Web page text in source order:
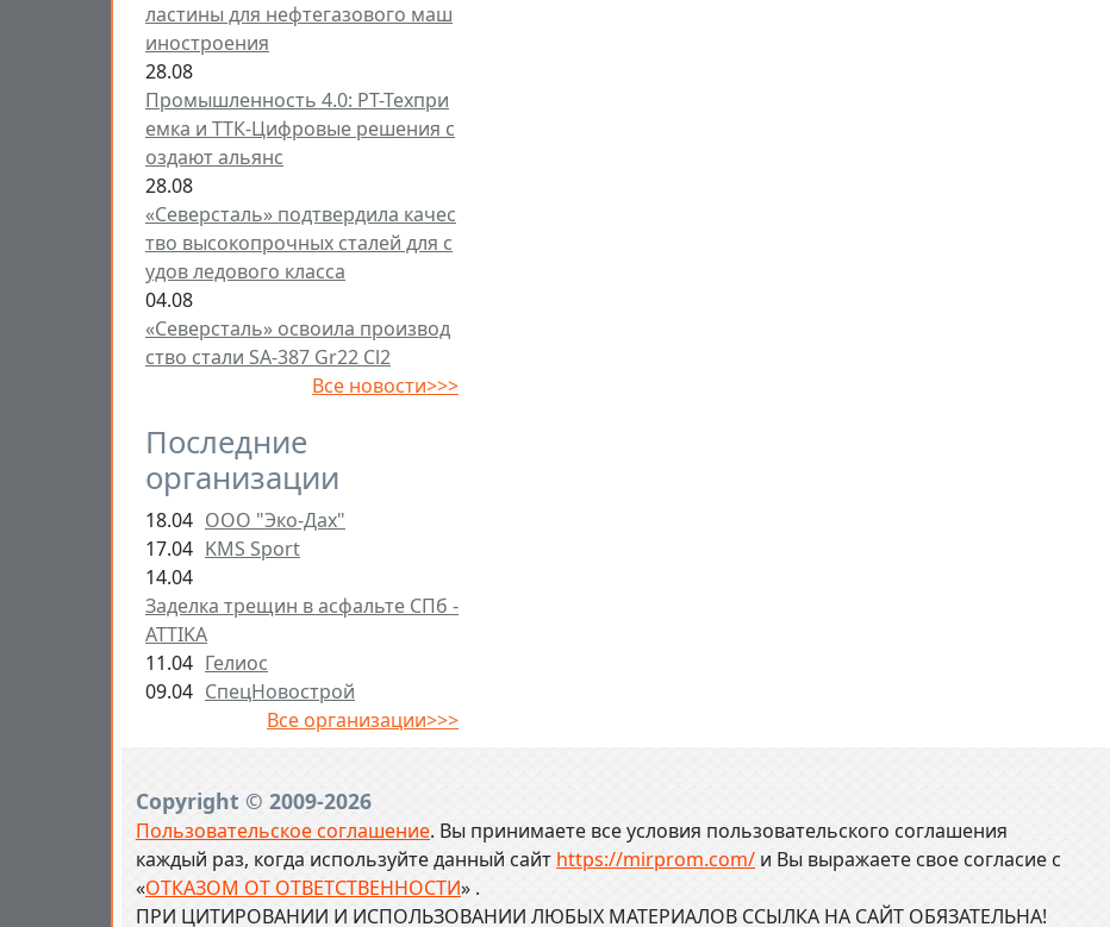
ластины для нефтегазового маш
иностроения
28.08
Промышленность 4.0: РТ-Техпри
емка и ТТК-Цифровые решения с
оздают альянс
28.08
«Северсталь» подтвердила качес
тво высокопрочных сталей для с
удов ледового класса
04.08
«Северсталь» освоила производ
ство стали SA-387 Gr22 Cl2
Все новости>>>
Последние
организации
18.04 ООО "Эко-Дах"
17.04 KMS Sport
14.04
Заделка трещин в асфальте СПб -
ATTIKA
11.04 Гелиос
09.04 СпецНовострой
Все организации>>>
Copyright © 2009-2026
Пользовательское соглашение. Вы принимаете все условия пользовательского соглашения
каждый раз, когда используйте данный сайт https://mirprom.com/ и Вы выражаете свое согласие с
«ОТКАЗОМ ОТ ОТВЕТСТВЕННОСТИ» .
ПРИ ЦИТИРОВАНИИ И ИСПОЛЬЗОВАНИИ ЛЮБЫХ МАТЕРИАЛОВ ССЫЛКА НА САЙТ ОБЯЗАТЕЛЬНА!